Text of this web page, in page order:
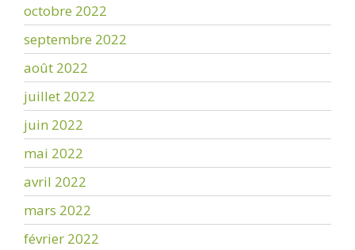
octobre 2022
septembre 2022
août 2022
juillet 2022
juin 2022
mai 2022
avril 2022
mars 2022
février 2022